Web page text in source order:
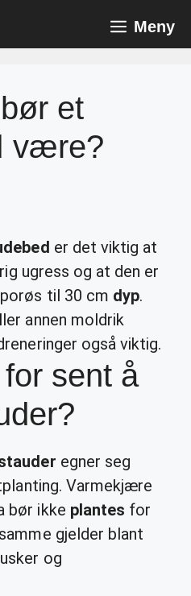
Meny
et
være?
er det viktig at
ugress og at den er
til 30 cm dyp.
annen moldrik
også viktig.
sent å
egner seg
Varmekjære
bør ikke plantes for
gjelder blant
og